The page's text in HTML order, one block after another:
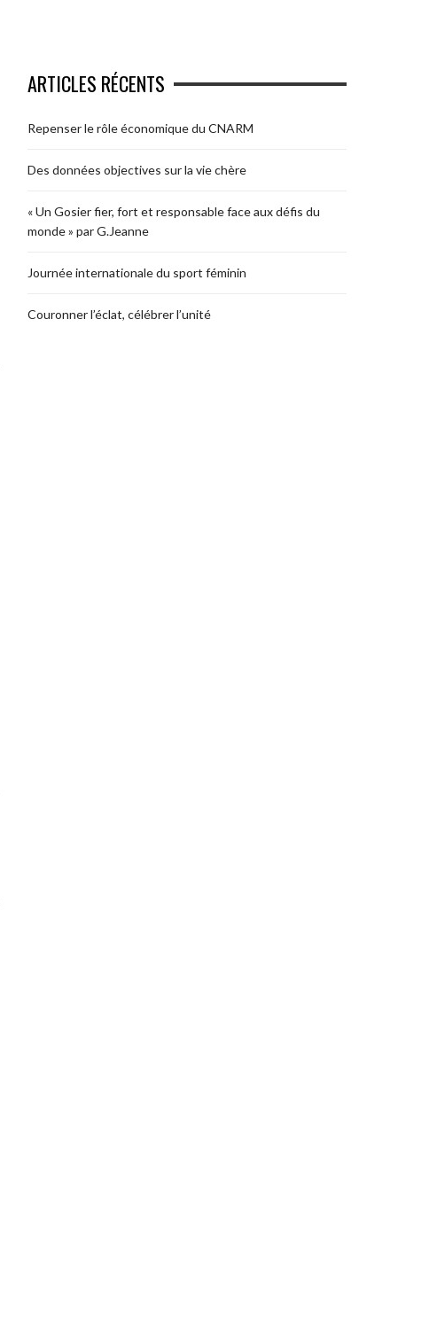
ARTICLES RÉCENTS
Repenser le rôle économique du CNARM
Des données objectives sur la vie chère
« Un Gosier fier, fort et responsable face aux défis du
monde » par G.Jeanne
Journée internationale du sport féminin
Couronner l’éclat, célébrer l’unité